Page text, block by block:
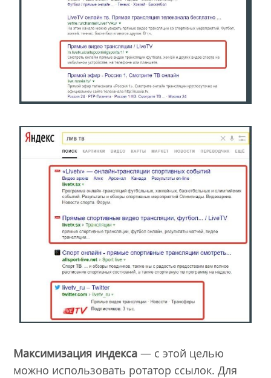
Максимизация индекса— с этой целью
можно использовать ротатор ссылок. Для